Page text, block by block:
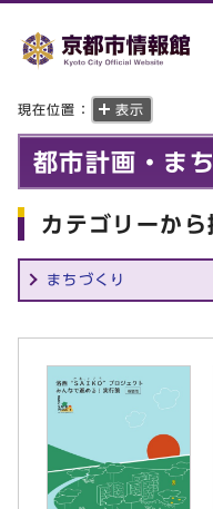
現在位置： 表示
都市計画・ま
カテゴリーから
まちづくり